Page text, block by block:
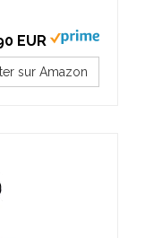
EUR
sur Amazon